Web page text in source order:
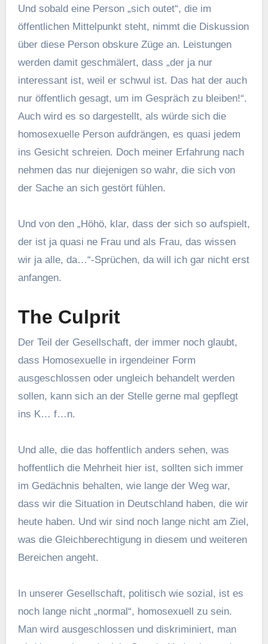
Und sobald eine Person „sich outet“, die im
öffentlichen Mittelpunkt steht, nimmt die Diskussion
über diese Person obskure Züge an. Leistungen
werden damit geschmälert, dass „der ja nur
interessant ist, weil er schwul ist. Das hat der auch
nur öffentlich gesagt, um im Gespräch zu bleiben!“.
Auch wird es so dargestellt, als würde sich die
homosexuelle Person aufdrängen, es quasi jedem
ins Gesicht schreien. Doch meiner Erfahrung nach
nehmen das nur diejenigen so wahr, die sich von
der Sache an sich gestört fühlen.
Und von den „Höhö, klar, dass der sich so aufspielt,
der ist ja quasi ne Frau und als Frau, das wissen
wir ja alle, da…“-Sprüchen, da will ich gar nicht erst
anfangen.
The Culprit
Der Teil der Gesellschaft, der immer noch glaubt,
dass Homosexuelle in irgendeiner Form
ausgeschlossen oder ungleich behandelt werden
sollen, kann sich an der Stelle gerne mal gepflegt
ins K… f…n.
Und alle, die das hoffentlich anders sehen, was
hoffentlich die Mehrheit hier ist, sollten sich immer
im Gedächnis behalten, wie lange der Weg war,
dass wir die Situation in Deutschland haben, die wir
heute haben. Und wir sind noch lange nicht am Ziel,
was die Gleichberechtigung in diesem und weiteren
Bereichen angeht.
In unserer Gesellschaft, politisch wie sozial, ist es
noch lange nicht „normal“, homosexuell zu sein.
Man wird ausgeschlossen und diskriminiert, man